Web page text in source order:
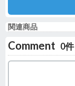
関連商品
Comment 0件